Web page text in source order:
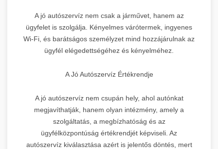
A jó autószervíz nem csak a járművet, hanem az
ügyfelet is szolgálja. Kényelmes várótermek, ingyenes
Wi-Fi, és barátságos személyzet mind hozzájárulnak az
ügyfél elégedettségéhez és kényelméhez.
A Jó Autószervíz Értékrendje
A jó autószervíz nem csupán hely, ahol autónkat
megjavíthatják, hanem olyan intézmény, amely a
szolgáltatás, a megbízhatóság és az
ügyfélközpontúság értékrendjét képviseli. Az
autószervíz kiválasztása azért is jelentős döntés, mert